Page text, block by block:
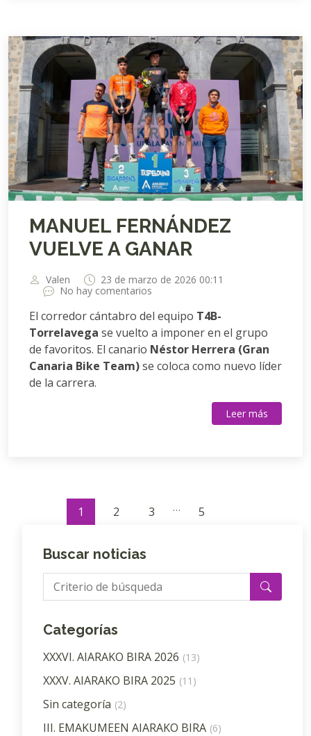
MANUEL FERNÁNDEZ
VUELVE A GANAR
Valen
23 de marzo de 2026 00:11
No hay comentarios
El corredor cántabro del equipo T4B-
Torrelavega se vuelto a imponer en el grupo
de favoritos. El canario Néstor Herrera (Gran
Canaria Bike Team)se coloca como nuevo líder
de la carrera.
Leer más
1 2 3 … 5
Buscar noticias
Categorías
XXXVI. AIARAKO BIRA 2026 (13)
XXXV. AIARAKO BIRA 2025 (11)
Sin categoría (2)
III. EMAKUMEEN AIARAKO BIRA (6)